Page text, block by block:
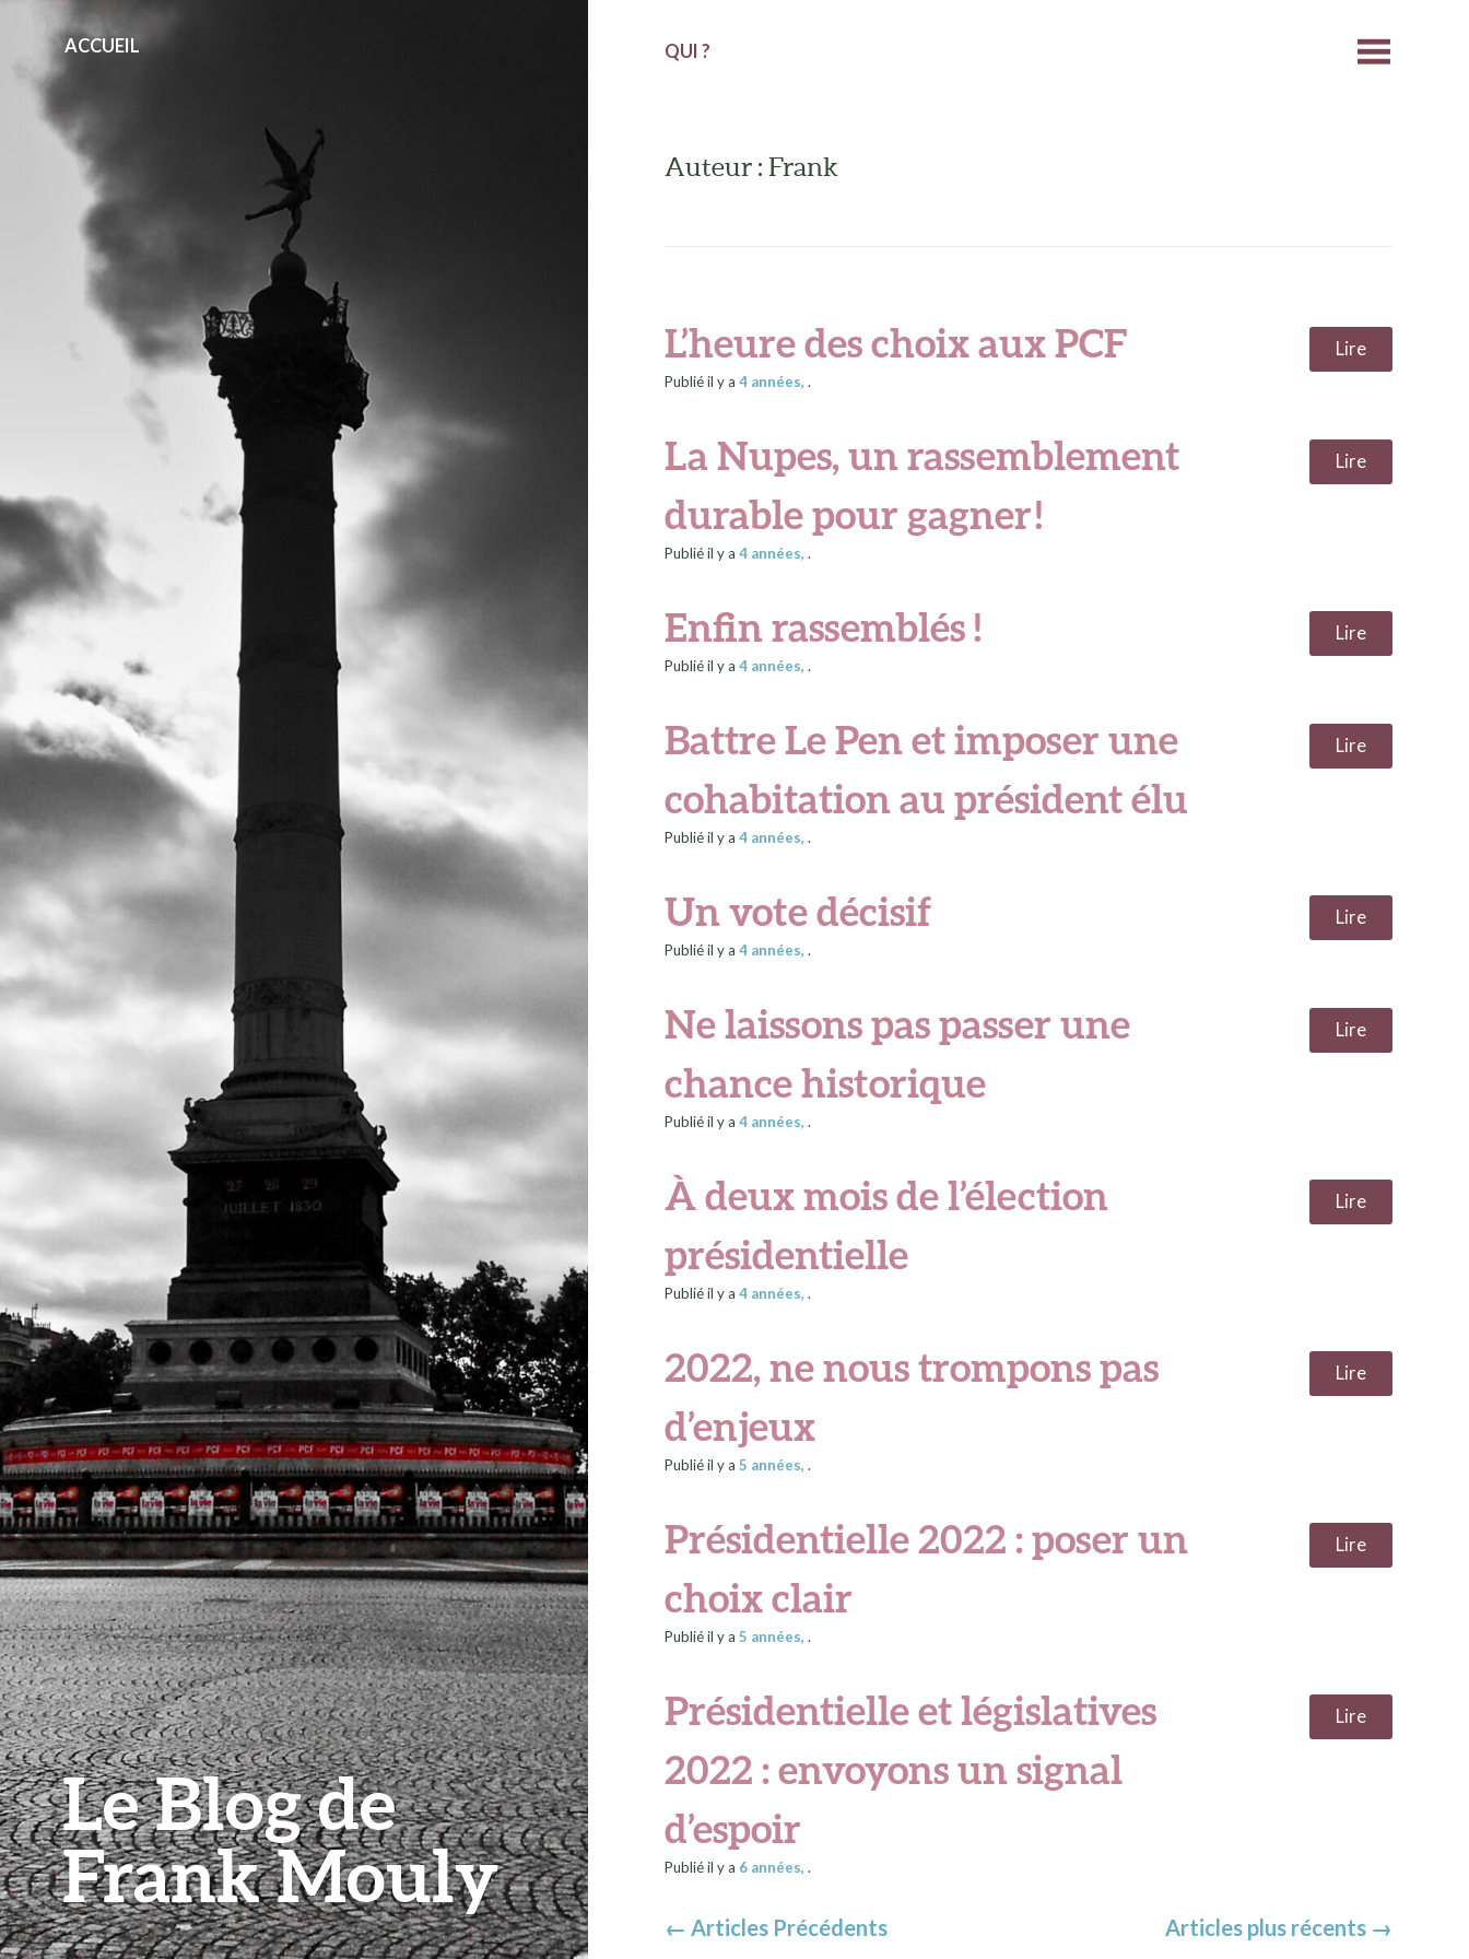
Le Blog de
Frank Mouly
ACCUEIL QUI ?
Auteur : Frank
L’heure des choix aux PCF Lire
Publié il y a 4 années, .
La Nupes, un rassemblement
durable pour gagner !
Lire
Publié il y a 4 années, .
Enfin rassemblés ! Lire
Publié il y a 4 années, .
Battre Le Pen et imposer une
cohabitation au président élu
Lire
Publié il y a 4 années, .
Un vote décisif Lire
Publié il y a 4 années, .
Ne laissons pas passer une
chance historique
Lire
Publié il y a 4 années, .
À deux mois de l’élection
présidentielle
Lire
Publié il y a 4 années, .
2022, ne nous trompons pas
d’enjeux
Lire
Publié il y a 5 années, .
Présidentielle 2022 : poser un
choix clair
Lire
Publié il y a 5 années, .
Présidentielle et législatives
2022 : envoyons un signal
d’espoir
Lire
Publié il y a 6 années, .
← Articles Précédents Articles plus récents →